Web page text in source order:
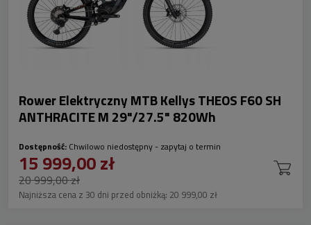
Rower Elektryczny MTB Kellys THEOS F60 SH
ANTHRACITE M 29"/27.5" 820Wh
Dostępność: Chwilowo niedostępny - zapytaj o termin
15 999,00 zł
20 999,00 zł
Najniższa cena z 30 dni przed obniżką: 20 999,00 zł